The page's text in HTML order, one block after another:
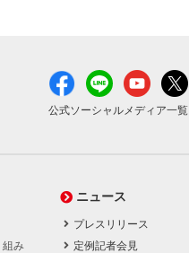
公式ソーシャルメディア一覧
組み
ニュース
プレスリリース
定例記者会見